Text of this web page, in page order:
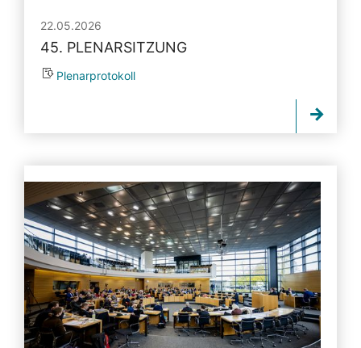
22.05.2026
45. PLENARSITZUNG
Plenarprotokoll